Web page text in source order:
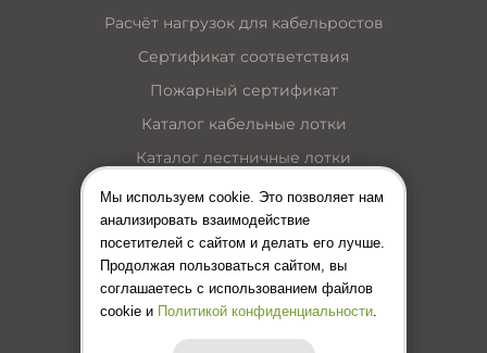
Расчёт нагрузок для кабельростов
Сертификат соответствия
Пожарный сертификат
Каталог кабельные лотки
Каталог лестничные лотки
Каталог кабельные короба
Каталог несущие конструкции
Инструкция по монтажу лотков
Цены (Прайс-лист)
Мы используем cookie. Это позволяет нам
анализировать взаимодействие
посетителей с сайтом и делать его лучше.
Продолжая пользоваться сайтом, вы
соглашаетесь с использованием файлов
cookie и Политикой конфиденциальности.